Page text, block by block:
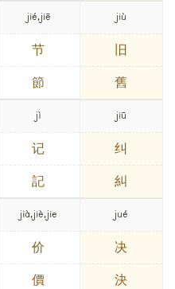
jié,jiē
节
節
jiù
旧
舊
jì
记
記
jiū
纠
糾
jià,jiè,jie
价
價
jué
决
決